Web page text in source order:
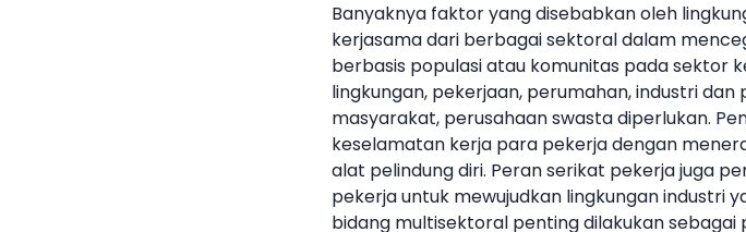
Banyaknya faktor yang disebabkan oleh
kerjasama dari berbagai sektoral dalam
berbasis populasi atau komunitas pada sektor
lingkungan, pekerjaan, perumahan, industri
masyarakat, perusahaan swasta diperlukan.
keselamatan kerja para pekerja dengan
alat pelindung diri. Peran serikat pekerja juga
pekerja untuk mewujudkan lingkungan industri
bidang multisektoral penting dilakukan